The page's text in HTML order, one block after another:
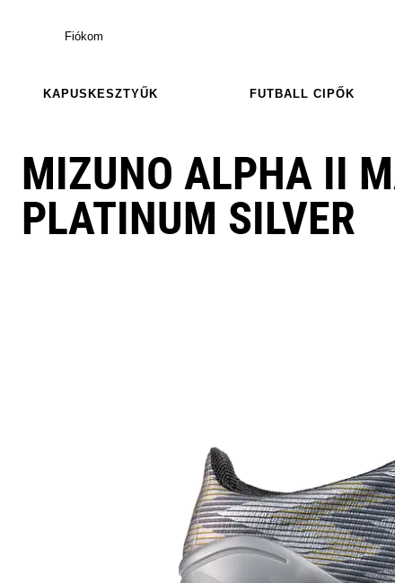
Fiókom
KAPUSKESZTYŰK FUTBALL CIPŐK
MIZUNO ALPHA II
PLATINUM SILVER